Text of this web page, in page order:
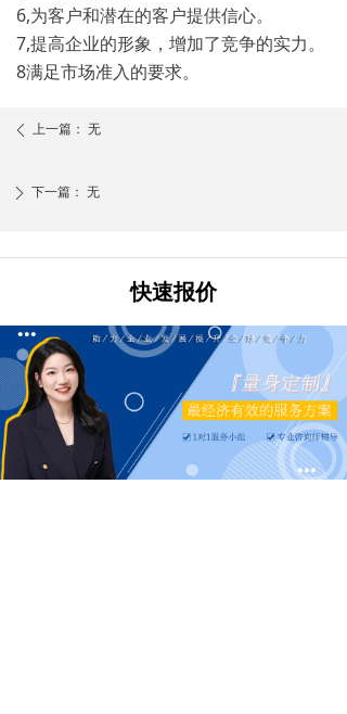
6,为客户和潜在的客户提供信心。
7,提高企业的形象，增加了竞争的实力。
8满足市场准入的要求。
ꄲ 下一篇： 无
ꄴ 上一篇： 无
快速报价